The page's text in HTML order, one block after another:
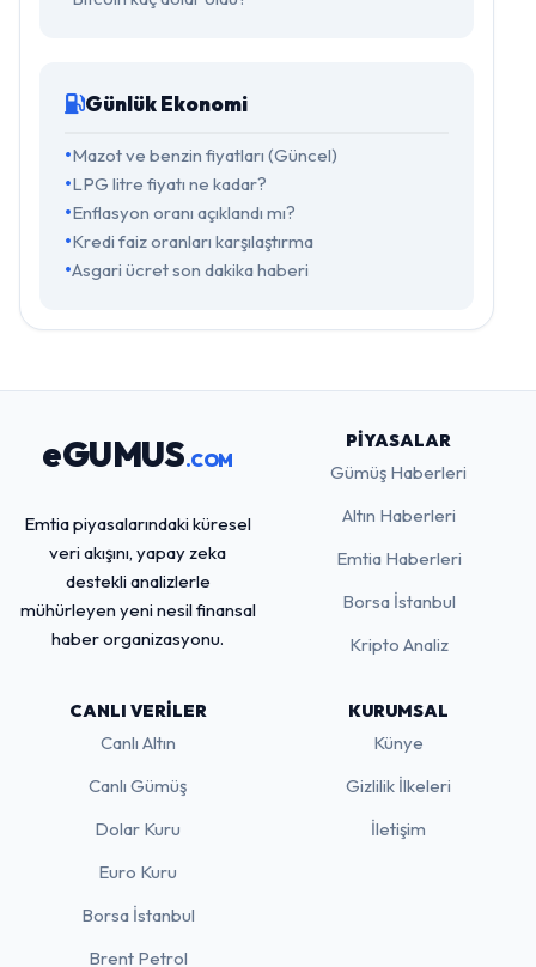
Günlük Ekonomi
Mazot ve benzin fiyatları (Güncel)
LPG litre fiyatı ne kadar?
Enflasyon oranı açıklandı mı?
Kredi faiz oranları karşılaştırma
Asgari ücret son dakika haberi
eGUMUS.COM
Emtia piyasalarındaki küresel
veri akışını, yapay zeka
destekli analizlerle
mühürleyen yeni nesil finansal
haber organizasyonu.
PIYASALAR
Gümüş Haberleri
Altın Haberleri
Emtia Haberleri
Borsa İstanbul
Kripto Analiz
CANLI VERILER
Canlı Altın
Canlı Gümüş
Dolar Kuru
Euro Kuru
Borsa İstanbul
Brent Petrol
KURUMSAL
Künye
Gizlilik İlkeleri
İletişim